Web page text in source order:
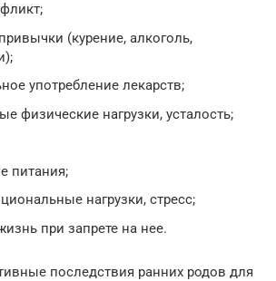
(курение, алкоголь,
употребление лекарств;
физические нагрузки, усталость;
питания;
нагрузки, стресс;
при запрете на нее.
последствия ранних родов для